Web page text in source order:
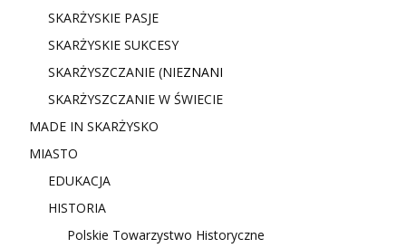
SKARŻYSKIE PASJE
SKARŻYSKIE SUKCESY
SKARŻYSZCZANIE (NIEZNANI
SKARŻYSZCZANIE W ŚWIECIE
MADE IN SKARŻYSKO
MIASTO
EDUKACJA
HISTORIA
Polskie Towarzystwo Historyczne